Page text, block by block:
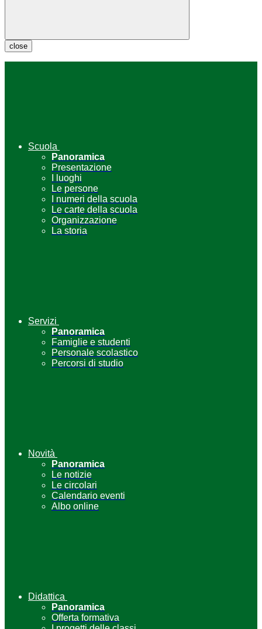
close
Scuola
Panoramica
Presentazione
I luoghi
Le persone
I numeri della scuola
Le carte della scuola
Organizzazione
La storia
Servizi
Panoramica
Famiglie e studenti
Personale scolastico
Percorsi di studio
Novità
Panoramica
Le notizie
Le circolari
Calendario eventi
Albo online
Didattica
Panoramica
Offerta formativa